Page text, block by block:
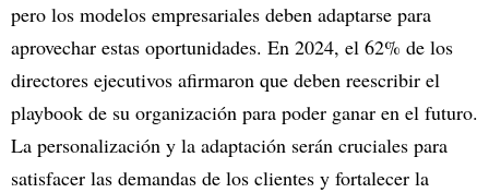
pero los modelos empresariales deben adaptarse para
aprovechar estas oportunidades. En 2024, el 62% de los
directores ejecutivos afirmaron que deben reescribir el
playbook de su organización para poder ganar en el futuro.
La personalización y la adaptación serán cruciales para
satisfacer las demandas de los clientes y fortalecer la